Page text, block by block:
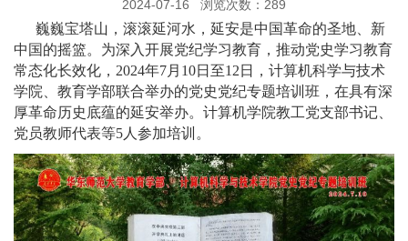
2024-07-16 浏览次数： 289
巍巍宝塔山，滚滚延河水，延安是中国革命的圣地、新
中国的摇篮。为深入开展党纪学习教育，推动党史学习教育
常态化长效化，2024年7月10日至12日，计算机科学与技术
学院、教育学部联合举办的党史党纪专题培训班，在具有深
厚革命历史底蕴的延安举办。计算机学院教工党支部书记、
党员教师代表等5人参加培训。